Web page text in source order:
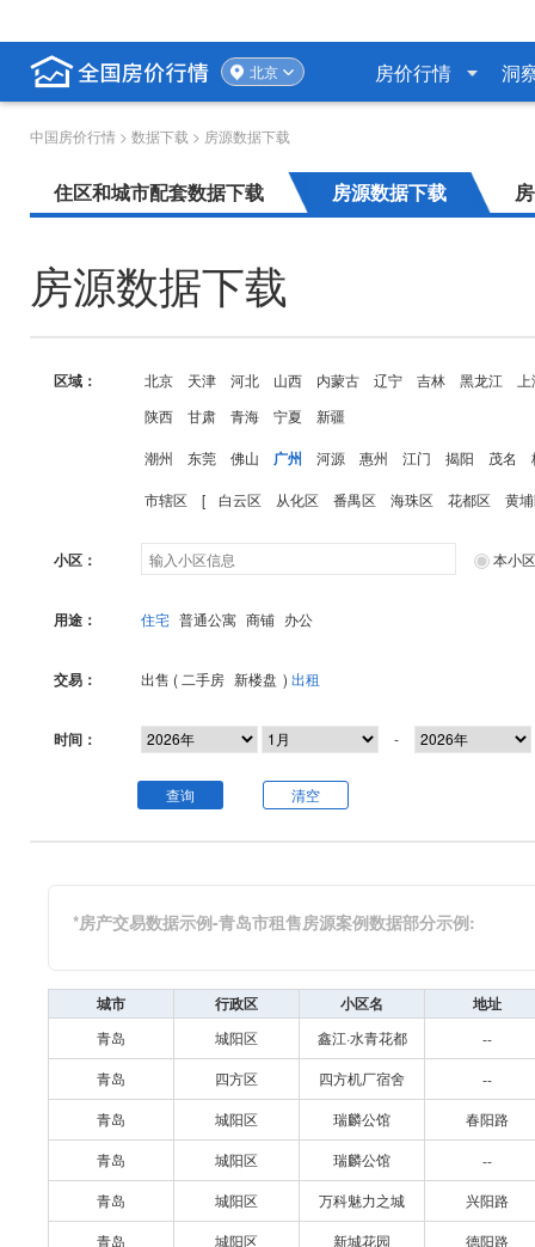
北京 房价行情 洞
中国房价行情 > 数据下载 > 房源数据下载
住区和城市配套数据下载 房源数据下载
房源数据下载
区域： 北京 天津 河北 山西 内蒙古 辽宁 吉林 黑龙江
陕西
甘肃 青海 宁夏 新疆
潮州 东莞 佛山 广州 河源 惠州 江门 揭阳 茂名
市辖区 [ 白云区 从化区 番禺区 海珠区 花都区 黄
小区： 本小区
用途： 住宅 普通公寓 商铺 办公
交易： 出售 ( 二手房 新楼盘 ) 出租
时间： -
查询 清空
*房产交易数据示例-青岛市租售房源案例数据部分示例:
城市 行政区 小区名 地址
青岛 城阳区 鑫江·水青花都
--
青岛
四方区 四方机厂宿舍
--
青岛
城阳区 瑞麟公馆
春阳路
青岛
城阳区 瑞麟公馆
--
青岛
城阳区 万科魅力之城
兴阳路
青岛
城阳区 新城花园
德阳路